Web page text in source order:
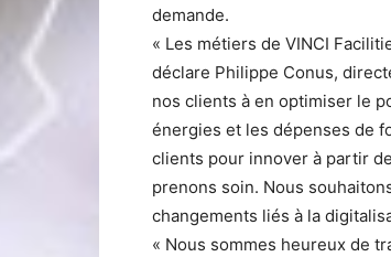
demande.
« Les métiers de VINCI
déclare Philippe Conus,
nos clients à en optimiser le
énergies et les dépenses de
clients pour innover à partir
prenons soin. Nous
changements liés à la
« Nous sommes heureux de